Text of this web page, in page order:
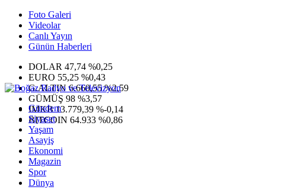
Foto Galeri
Videolar
Canlı Yayın
Günün Haberleri
DOLAR 47,74 %0,25
EURO 55,25 %0,43
G.ALTIN6.660,55 %2,59
GÜMÜŞ 98 %3,57
IMKB13.779,39 %-0,14
BITCOIN 64.933 %0,86
Gündem
Siyaset
Yaşam
Asayiş
Ekonomi
Magazin
Spor
Dünya